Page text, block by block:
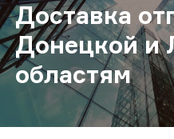
Доставка
Донецкой и
областям